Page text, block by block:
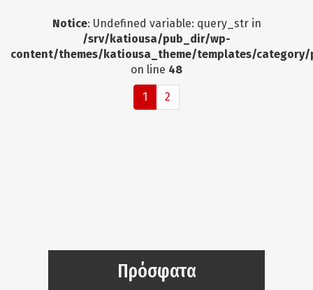
Notice: Undefined variable: query_str in
/srv/katiousa/pub_dir/wp-
content/themes/katiousa_theme/templates/
on line 48
1 2
Πρόσφατα